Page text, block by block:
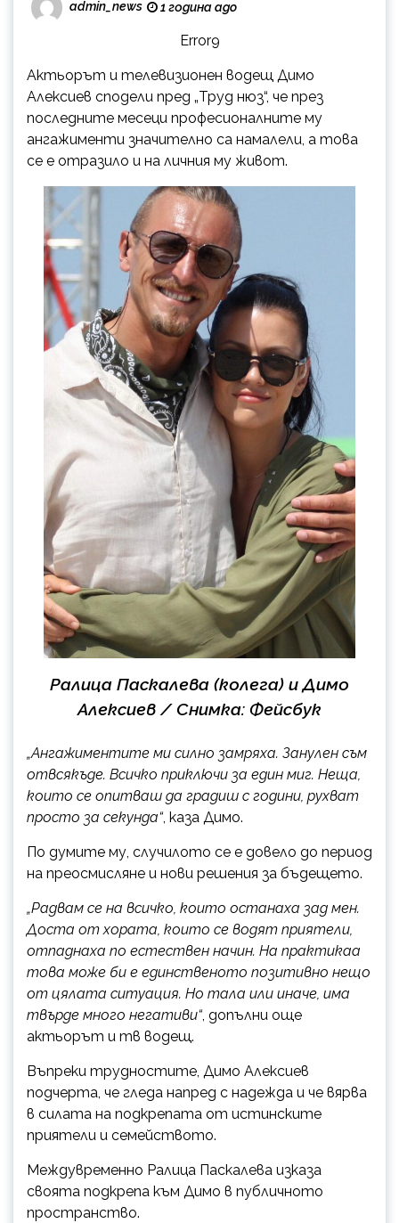
admin_news 1 година ago
Error9
Актьорът и телевизионен водещ Димо
Алексиев сподели пред „Труд нюз“, че през
последните месеци професионалните му
ангажименти значително са намалели, а това
се е отразило и на личния му живот.
Ралица Паскалева (колега) и Димо
Алексиев / Снимка: Фейсбук
„Ангажиментите ми силно зaмряхa. Зaнулен съм
отвсякъде. Всичко приключи за един миг. Неща,
които се опитваш да градиш с години, рухват
просто за секунда“, каза Димо.
По думите му, случилото се е довело до период
на преосмисляне и нови решения за бъдещето.
„Радвам се на всичко, които останаха зад мен.
Доста от хората, които се водят приятели,
отпаднаха по естествен начин. На практикаа
това може би е единственото позитивно нещо
от цялата ситуация. Но тала или иначе, има
твърде много негативи“, допълни още
актьорът и тв водещ.
Въпреки трудностите, Димо Алексиев
подчерта, че гледа напред с надежда и че вярва
в силата на подкрепата от истинските
приятели и семейството.
Междувременно Ралица Паскалева изказа
своята подкрепа към Димо в публичното
пространство.